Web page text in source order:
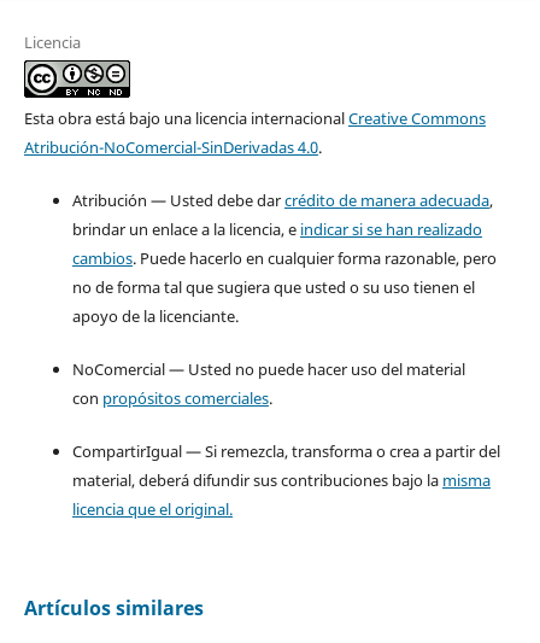
Licencia
Esta obra está bajo una licencia internacionalCreative Commons
Atribución-NoComercial-SinDerivadas 4.0.
Atribución — Usted debe darcrédito de manera adecuada,
brindar un enlace a la licencia, e indicar si se han realizado
cambios. Puede hacerlo en cualquier forma razonable, pero
no de forma tal que sugiera que usted o su uso tienen el
apoyo de la licenciante.
NoComercial — Usted no puede hacer uso del material
con propósitos comerciales.
CompartirIgual — Si remezcla, transforma o crea a partir del
material, deberá difundir sus contribuciones bajo la misma
licencia que el original.
Artículos similares